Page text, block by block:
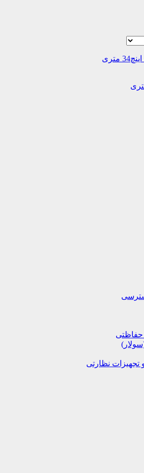
حفاظتی
تجهیزات نظارتی